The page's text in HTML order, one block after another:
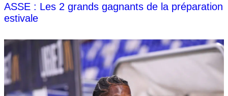
ASSE : Les 2 grands gagnants de la préparation
estivale